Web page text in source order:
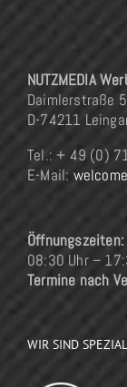
NUTZMEDIA
Daimlerstraße
D-74211
Tel.: + 49 (0)
E-Mail:
Öffnungszeiten:
08:30 Uhr –
Termine nach
WIR SIND